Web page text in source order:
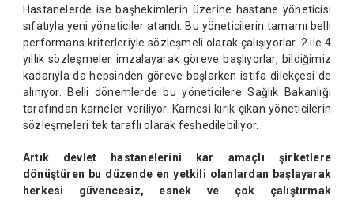
Hastanelerde ise başhekimlerin üzerine hastane yöneticisi
sıfatıyla yeni yöneticiler atandı. Bu yöneticilerin tamamı belli
performans kriterleriyle sözleşmeli olarak çalışıyorlar. 2 ile 4
yıllık sözleşmeler imzalayarak göreve başlıyorlar, bildiğimiz
kadarıyla da hepsinden göreve başlarken istifa dilekçesi de
alınıyor. Belli dönemlerde bu yöneticilere Sağlık Bakanlığı
tarafından karneler veriliyor. Karnesi kırık çıkan yöneticilerin
sözleşmeleri tek taraflı olarak feshedilebiliyor.
Artık devlet hastanelerini kar amaçlı şirketlere
dönüştüren bu düzende en yetkili olanlardan başlayarak
herkesi güvencesiz, esnek ve çok çalıştırmak